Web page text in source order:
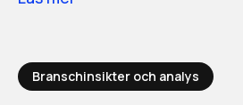
Branschinsikter och analys